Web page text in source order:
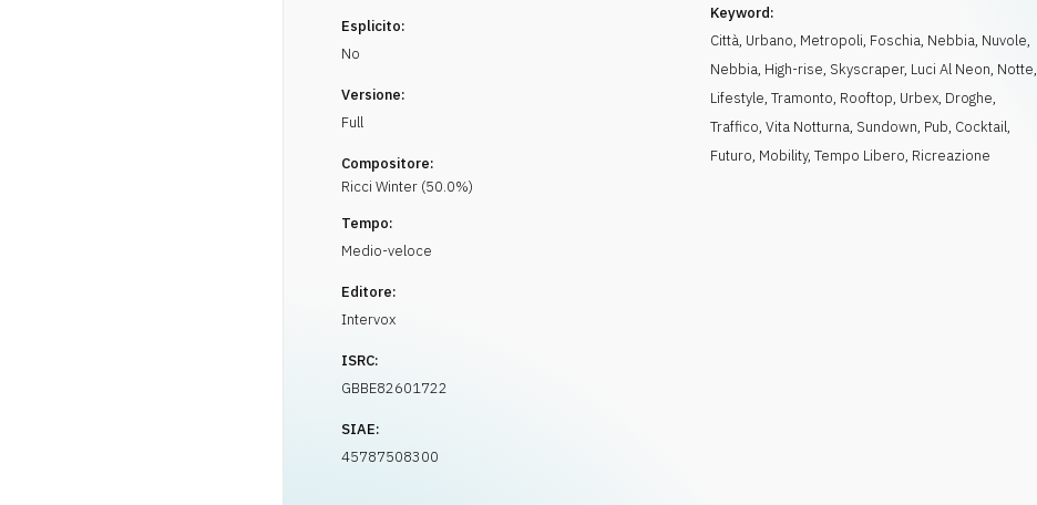
Esplicito:
No
Versione:
Full
Compositore:
Ricci Winter (50.0%)
Tempo:
Medio-veloce
Editore:
Intervox
ISRC:
GBBE82601722
SIAE:
45787508300
Keyword:
Città, Urbano, Metropoli, Foschia, Nebbia, Nuvole,
Nebbia, High-rise, Skyscraper, Luci Al Neon, Notte,
Lifestyle,Tramonto, Rooftop, Urbex, Droghe,
Traffico,Vita Notturna, Sundown, Pub, Cocktail,
Futuro, Mobility,Tempo Libero, Ricreazione